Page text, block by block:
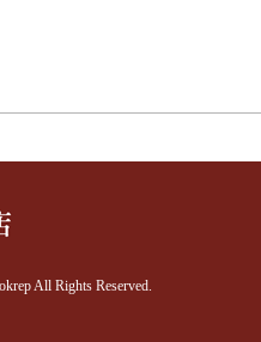
All Rights Reserved.